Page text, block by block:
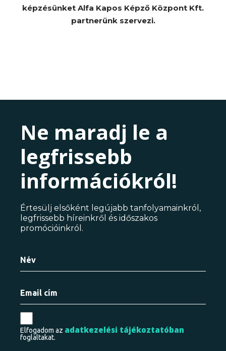
képzésünket Alfa Kapos Képző Központ Kft.
partnerünk szervezi.
Ne maradj le a
legfrissebb
információkról!
Értesülj elsőként legújabb tanfolyamainkról,
legfrissebb híreinkről és időszakos
promócióinkról.
Elfogadom az adatkezelési tájékoztatóban
foglaltakat.